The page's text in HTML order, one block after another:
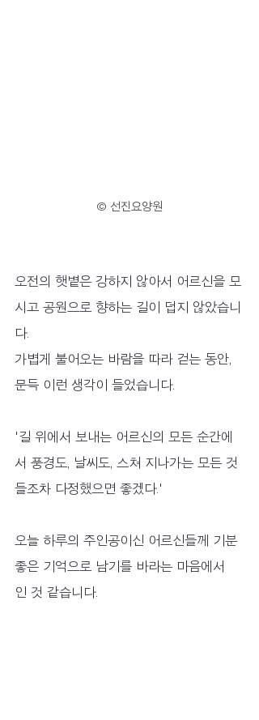
© 선진요양원
오전의 햇볕은 강하지 않아서 어르신을 모
시고 공원으로 향하는 길이 덥지 않았습니
다.
가볍게 불어오는 바람을 따라 걷는 동안,
문득 이런 생각이 들었습니다.
'길 위에서 보내는 어르신의 모든 순간에
서 풍경도, 날씨도, 스쳐 지나가는 모든 것
들조차 다정했으면 좋겠다.'
오늘 하루의 주인공이신 어르신들께 기분
좋은 기억으로 남기를 바라는 마음에서
인 것 같습니다.